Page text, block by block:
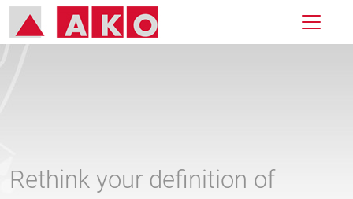
Rethink your definition of